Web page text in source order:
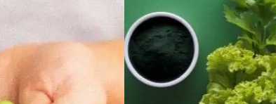
jei apvaliame langelyje (C) neatsiranda spalvota